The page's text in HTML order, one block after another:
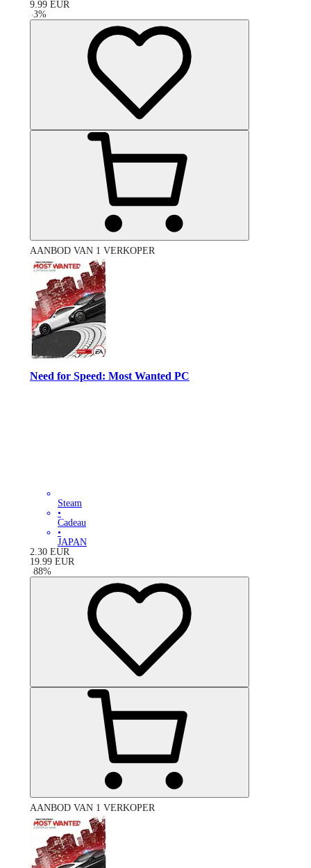
9.99 EUR
-3%
AANBOD VAN 1 VERKOPER
Need for Speed: Most Wanted PC
Steam
•
Cadeau
•
JAPAN
2.30 EUR
19.99 EUR
-88%
AANBOD VAN 1 VERKOPER